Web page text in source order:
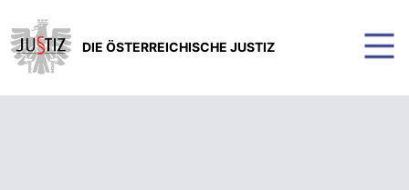
DIE ÖSTERREICHISCHE JUSTIZ